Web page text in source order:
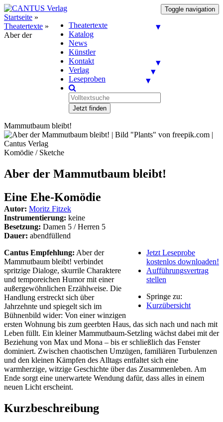
Toggle navigation
Theatertexte
Katalog
News
Künstler
Kontakt
Verlag
Leseproben
Jetzt finden
Startseite »
Theatertexte »
Aber der
Mammutbaum bleibt!
Komödie / Sketche
Aber der Mammutbaum bleibt!
Eine Ehe-Komödie
Autor: Moritz Fitzek
Instrumentierung: keine
Besetzung: Damen 5 / Herren 5
Dauer: abendfüllend
Jetzt Leseprobe
kostenlos downloaden!
Aufführungsvertrag
stellen
Springe zu:
Kurzübersicht
Cantus Empfehlung: Aber der
Mammutbaum bleibt! verbindet
spritzige Dialoge, skurrile Charaktere
und temporeichen Humor mit einer
außergewöhnlichen Erzählweise. Die
Handlung erstreckt sich über
Jahrzehnte und spiegelt sich im
Bühnenbild wider: Von einer winzigen
ersten Wohnung bis zum geerbten Haus, das sich nach und nach mit
Leben füllt. Ein kleiner Mammutbaum-Setzling wächst dabei mit der
Beziehung von Max und Mona – bis er schließlich das Fenster
dominiert. Zwischen chaotischen Umzügen, familiären Turbulenzen
und den kleinen Kämpfen des Alltags entfaltet sich eine
warmherzige, witzige Geschichte über das Zusammenleben. Am
Ende sorgt eine unerwartete Wendung dafür, dass alles in einem
neuen Licht erscheint.
Kurzbeschreibung